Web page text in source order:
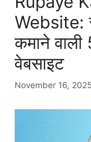
Website:
कमाने वाली
वेबसाइट
November 16, 2025